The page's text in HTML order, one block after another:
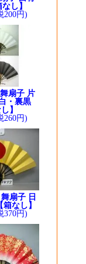
し】
200円)
扇子 片
・裏黒
】
260円)
扇子 日
なし】
370円)